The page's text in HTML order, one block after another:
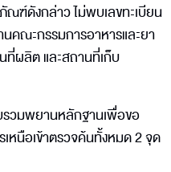
ฑ์ดังกล่าว ไม่พบเลขทะเบียน
คณะกรรมการอาหารและยา
ที่ผลิต และสถานที่เก็บ
รวมพยานหลักฐานเพื่อขอ
หนือเข้าตรวจค้นทั้งหมด 2 จุด